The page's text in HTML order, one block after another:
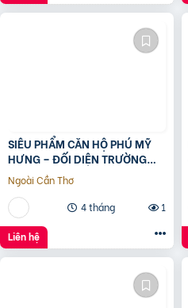
SIÊU PHẨM CĂN HỘ PHÚ MỸ
HƯNG – ĐỐI DIỆN TRƯỜNG
ĐINH THIỆN LÝ – DT 95M2 –
GIÁ 9. x TỶ.
Ngoài Cần Thơ
4 tháng
1
Liên hệ